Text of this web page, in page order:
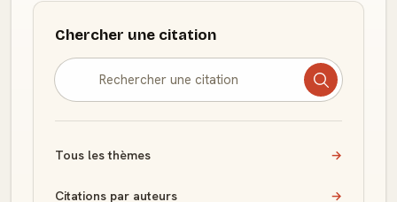
Chercher une citation
Tous les thèmes →
Citations par auteurs →